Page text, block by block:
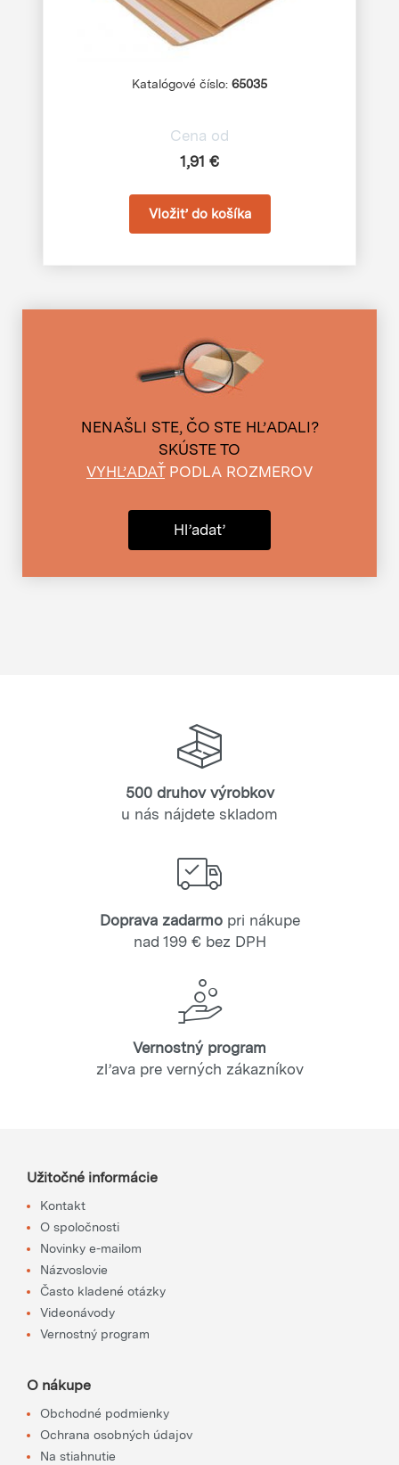
Katalógové číslo: 65035
Cena od
1,91 €
NENAŠLI STE, ČO STE HĽADALI?
SKÚSTE TO
VYHĽADAŤPODLA ROZMEROV
Hľadať
500 druhov výrobkov
u nás nájdete skladom
Doprava zadarmopri nákupe
nad 199 € bez DPH
Vernostný program
zľava pre verných zákazníkov
Užitočné informácie
Kontakt
O spoločnosti
Novinky e-mailom
Názvoslovie
Často kladené otázky
Videonávody
Vernostný program
O nákupe
Obchodné podmienky
Ochrana osobných údajov
Na stiahnutie